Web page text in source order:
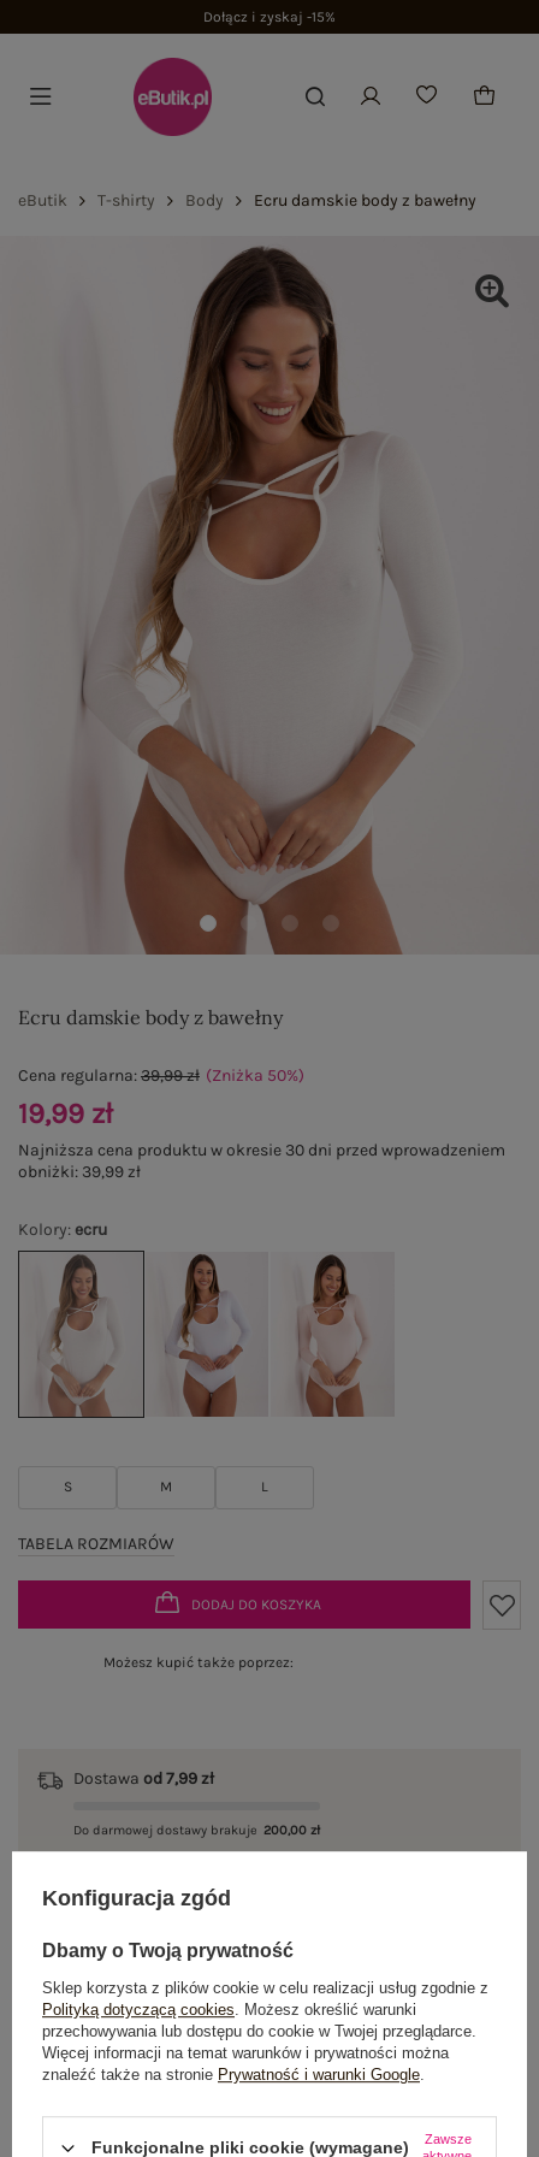
Dołącz i zyskaj -15%
eButik T-shirty Body Ecru damskie body z bawełny
Ecru damskie body z bawełny
Kolory: ecru
S M L
TABELA ROZMIARÓW
Cena regularna:39,99 zł (Zniżka 50%)
19,99 zł
Najniższa cena produktu w okresie 30 dni przed wprowadzeniem
obniżki: 39,99 zł
DODAJ DO KOSZYKA
Możesz kupić także poprzez:
Dostawa od 7,99 zł
Do darmowej dostawy brakuje 200,00 zł
OPIS PRODUKTU
OPINIE O PRODUKCIE (0)
Konfiguracja zgód
Dbamy o Twoją prywatność
Sklep korzysta z plików cookie w celu realizacji usług zgodnie z
Polityką dotyczącą cookies. Możesz określić warunki
przechowywania lub dostępu do cookie w Twojej przeglądarce.
Więcej informacji na temat warunków i prywatności można
znaleźć także na stronie Prywatność i warunki Google.
Funkcjonalne pliki cookie (wymagane)
Zawsze